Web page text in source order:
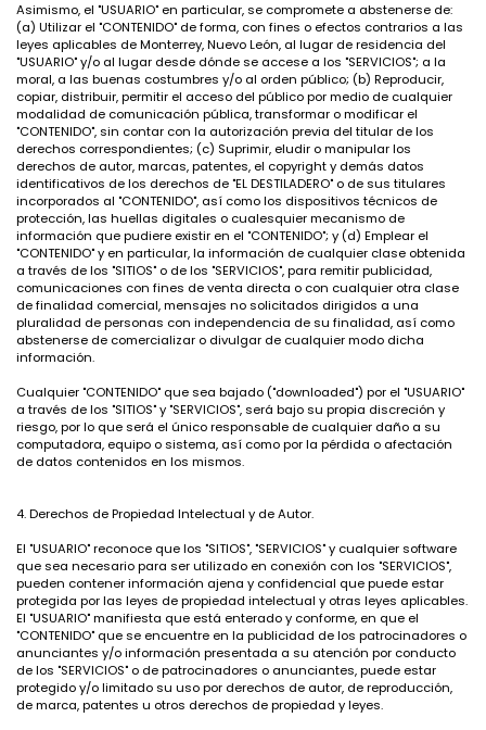
Asimismo, el "USUARIO" en particular, se compromete a abstenerse de:
(a) Utilizar el "CONTENIDO" de forma, con fines o efectos contrarios a las
leyes aplicables de Monterrey, Nuevo León, al lugar de residencia del
"USUARIO" y/o al lugar desde dónde se accese a los "SERVICIOS"; a la
moral, a las buenas costumbres y/o al orden público; (b) Reproducir,
copiar, distribuir, permitir el acceso del público por medio de cualquier
modalidad de comunicación pública, transformar o modificar el
"CONTENIDO", sin contar con la autorización previa del titular de los
derechos correspondientes; (c) Suprimir, eludir o manipular los
derechos de autor, marcas, patentes, el copyright y demás datos
identificativos de los derechos de "EL DESTILADERO" o de sus titulares
incorporados al "CONTENIDO", así como los dispositivos técnicos de
protección, las huellas digitales o cualesquier mecanismo de
información que pudiere existir en el "CONTENIDO"; y (d) Emplear el
"CONTENIDO" y en particular, la información de cualquier clase obtenida
a través de los "SITIOS" o de los "SERVICIOS", para remitir publicidad,
comunicaciones con fines de venta directa o con cualquier otra clase
de finalidad comercial, mensajes no solicitados dirigidos a una
pluralidad de personas con independencia de su finalidad, así como
abstenerse de comercializar o divulgar de cualquier modo dicha
información.
Cualquier "CONTENIDO" que sea bajado ("downloaded") por el "USUARIO"
a través de los "SITIOS" y "SERVICIOS", será bajo su propia discreción y
riesgo, por lo que será el único responsable de cualquier daño a su
computadora, equipo o sistema, así como por la pérdida o afectación
de datos contenidos en los mismos.
4. Derechos de Propiedad Intelectual y de Autor.
El "USUARIO" reconoce que los "SITIOS", "SERVICIOS" y cualquier software
que sea necesario para ser utilizado en conexión con los "SERVICIOS",
pueden contener información ajena y confidencial que puede estar
protegida por las leyes de propiedad intelectual y otras leyes aplicables.
El "USUARIO" manifiesta que está enterado y conforme, en que el
"CONTENIDO" que se encuentre en la publicidad de los patrocinadores o
anunciantes y/o información presentada a su atención por conducto
de los "SERVICIOS" o de patrocinadores o anunciantes, puede estar
protegido y/o limitado su uso por derechos de autor, de reproducción,
de marca, patentes u otros derechos de propiedad y leyes.